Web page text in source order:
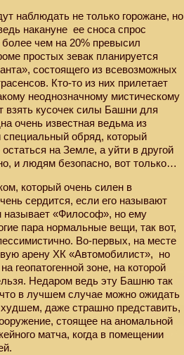
наблюдать не только горожане, но
накануне ее сноса спрос
более чем на 20% превысил
простых зевак планируется
состоящего из всевозможных
Кто-то из них прилетает
неоднозначному мистическому
взять кусочек силы Башни для
очень известная ведьма из
специальный обряд, который
на Земле, а уйти в другой
и людям безопасно, вот только…
который очень силен в
сердится, если его называют
называет «Философ», но ему
пара нормальные вещи, так вот,
Во-первых, на месте
арену ХК «Автомобилист», но
геопатогенной зоне, на которой
Недаром ведь эту Башню так
в лучшем случае можно ожидать
даже страшно представить,
стоящее на аномальной
матча, когда в помещении